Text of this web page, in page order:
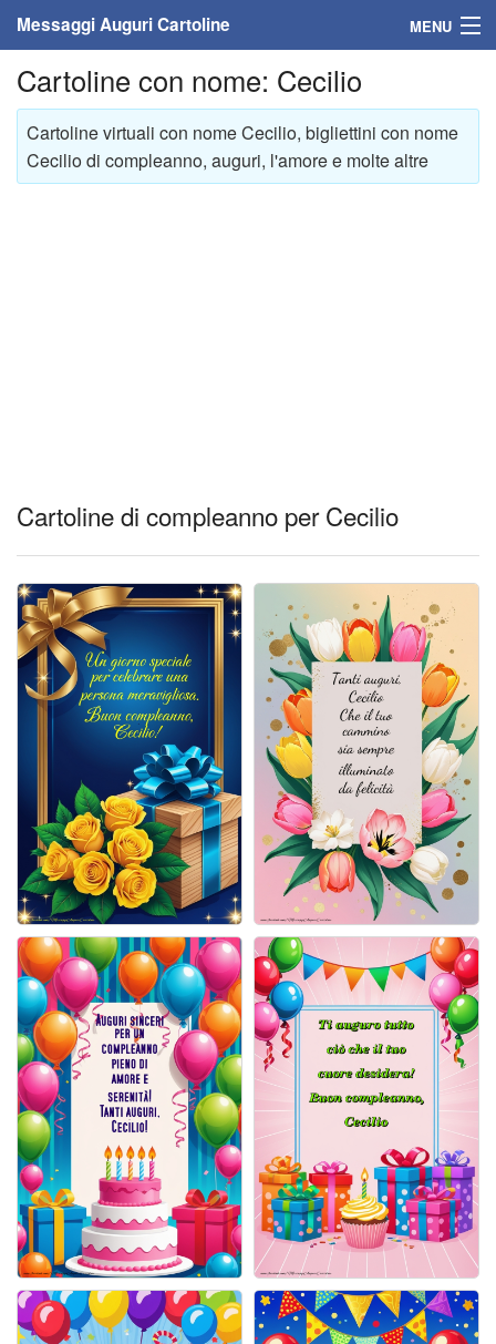
Messaggi Auguri Cartoline MENU
Home
Messaggi
Cartoline
Cartoline giorni settimana
Cartoline musicali
Cartoline animate
Accedi
Cartoline con nome: Cecilio
Cartoline virtuali con nome Cecilio, bigliettini con nome
Cecilio di compleanno, auguri, l'amore e molte altre
Cartoline di compleanno per Cecilio